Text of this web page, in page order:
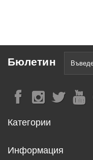
Бюлетин
Категории
Информация